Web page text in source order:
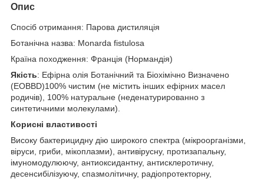
Опис
Спосіб отримання: Парова дистиляція
Ботанічна назва: Monarda fistulosa
Країна походження: Франція (Нормандія)
Якість: Ефірна олія Ботанічний та Біохімічно Визначено
(EOBBD)100% чистим (не містить інших ефірних масел
родичів), 100% натуральне (неденатурированно з
синтетичними молекулами).
Корисні властивості
Високу бактерицидну дію широкого спектра (мікроорганізми,
віруси, гриби, мікоплазми), антивірусну, протизапальну,
імуномодулюючу, антиоксидантну, антисклеротичну,
десенсибілізуючу, спазмолітичну, радіопротекторну,